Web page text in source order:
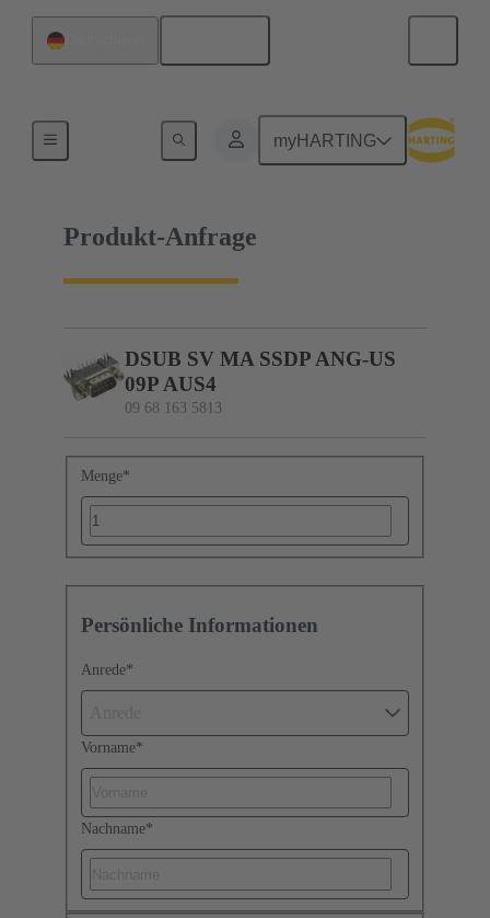
myHARTING
09 68 163 5813
Produkt-Anfrage
DSUB SV MA SSDP ANG-US
09P AUS4
09 68 163 5813
Menge*
Persönliche Informationen
Anrede*
Vorname*
Nachname*